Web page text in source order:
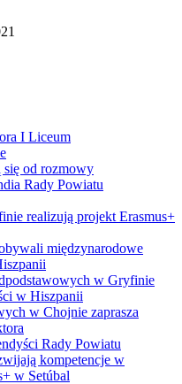
I Liceum
się od rozmowy
Rady Powiatu
realizują projekt Erasmus+
międzynarodowe
w Gryfinie
w Hiszpanii
w Chojnie zaprasza
Rady Powiatu
kompetencje w
w Setúbal